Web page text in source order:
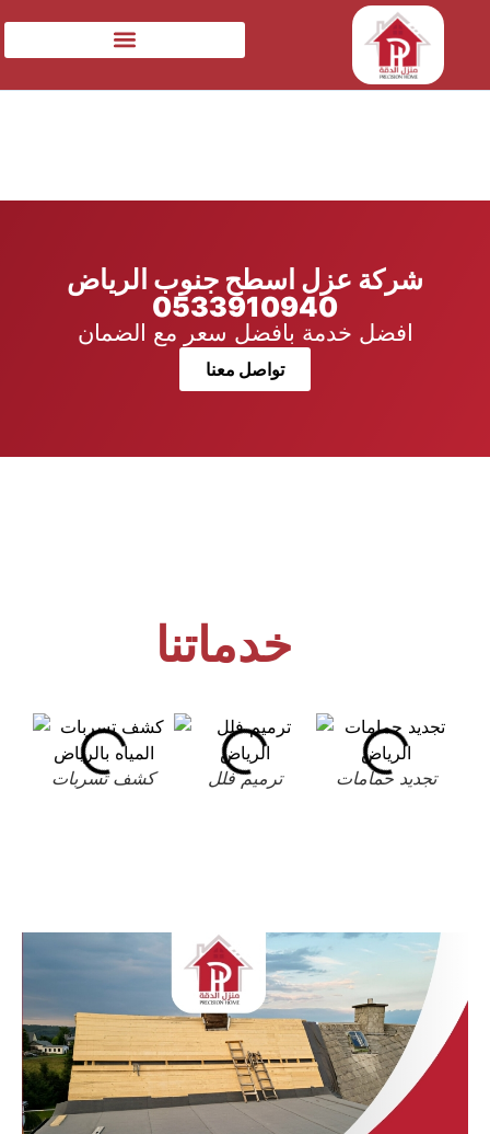
شركة عزل اسطح جنوب الرياض
0533910940
افضل خدمة بافضل سعر مع الضمان
تواصل معنا
خدماتنا
كشف تسربات ترميم فلل تجديد حمامات